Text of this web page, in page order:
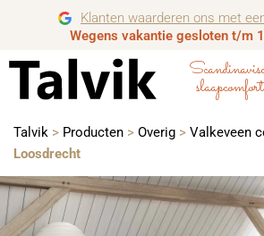
Klanten waarderen ons met
Wegens vakantie gesloten t/m
slaapcomfort
Talvik > Producten > Overig > Valkeveen
Loosdrecht